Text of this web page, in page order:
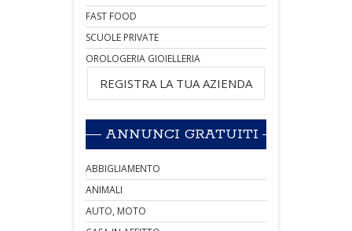
FAST FOOD
SCUOLE PRIVATE
OROLOGERIA GIOIELLERIA
REGISTRA LA TUA AZIENDA
ANNUNCI GRATUITI
ABBIGLIAMENTO
ANIMALI
AUTO, MOTO